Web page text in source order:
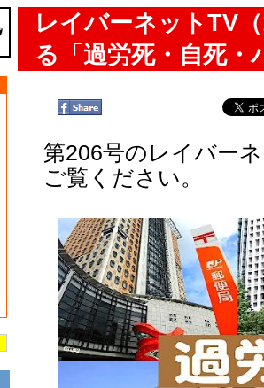
レイバーネットTV
る「過労死・自死・
第206号のレイバー
ご覧ください。